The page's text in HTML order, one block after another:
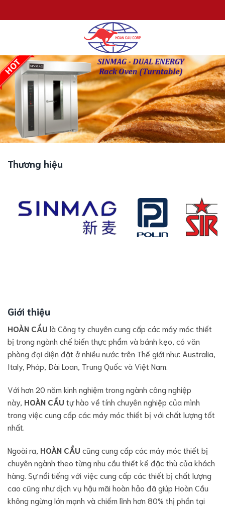
đến
Thương hiệu
Giới thiệu
HOÀN CẦU là Công ty chuyên cung cấp các máy móc thiết
bị trong ngành chế biến thực phẩm và bánh kẹo, có văn
phòng đại diện đặt ở nhiều nước trên Thế giới như: Australia,
Italy, Pháp, Đài Loan, Trung Quốc và Việt Nam.
Với hơn 20 năm kinh nghiệm trong ngành công nghiệp
này, HOÀN CẦU tự hào về tính chuyên nghiệp của mình
trong việc cung cấp các máy móc thiết bị với chất lượng tốt
nhất.
Ngoài ra, HOÀN CẦU cũng cung cấp các máy móc thiết bị
chuyên ngành theo từng nhu cầu thiết kế đặc thù của khách
hàng. Sự nổi tiếng với việc cung cấp các thiết bị chất lượng
cao cũng như dịch vụ hậu mãi hoàn hảo đã giúp Hoàn Cầu
không ngừng lớn mạnh và chiếm lĩnh hơn 80% thị phần tại